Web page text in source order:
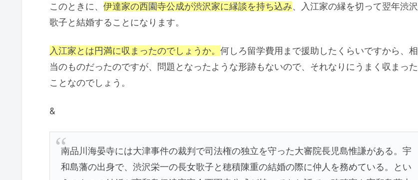
このときに、 伊達家の西園寺公成が渋沢家に縁談を持ち込み、入江家の縁を切って翌年渋沢
歌子と結婚することになります。
入江家とは円満に収まったのでしょうか。 何しろ留学費用まで援助したくらいですから、相
当のものだったのですが、問題となったような形跡もないので、それなりにうまく収まった
ことなのでしょう。
&
南品川海晏寺には大津事件の裁判で司法権の独立を守った大審院長児島惟謙がある。宇
和島藩の出身で、渋沢栄一の長女歌子と穂積陳重の結婚の際に仲人を務めている。とい